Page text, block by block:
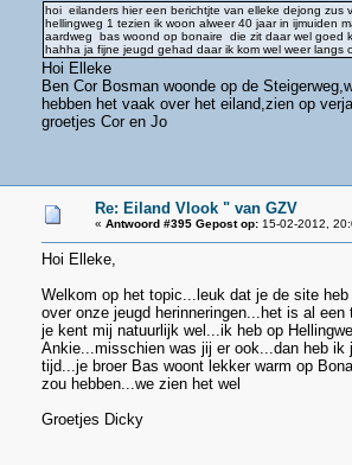
hoi eilanders hier een berichtjte van elleke dejong
hellingweg 1 tezien ik woon alweer 40 jaar in ijmuiden
aardweg bas woond op bonaire die zit daar wel goed
hahha ja fijne jeugd gehad daar ik kom wel weer
Hoi Elleke
Ben Cor Bosman woonde op de
hebben het vaak over het eiland,zien op
groetjes Cor en Jo
Re: Eiland Vlook " van GZV
« Antwoord #395 Gepost op:15-02-2012,
Hoi Elleke,
Welkom op het topic...leuk dat je de site
over onze jeugd herinneringen...het is al
je kent mij natuurlijk wel...ik heb op
Ankie...misschien was jij er ook...dan heb ik
tijd...je broer Bas woont lekker warm op
zou hebben...we zien het wel
Groetjes Dicky